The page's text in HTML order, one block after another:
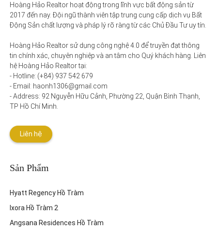
Hoàng Hảo Realtor hoạt động trong lĩnh vực bất động sản từ
2017 đến nay. Đội ngũ thành viên tập trung cung cấp dịch vụ Bất
Động Sản chất lượng và pháp lý rõ ràng từ các Chủ Đầu Tư uy tín.
Hoàng Hảo Realtor sử dụng công nghệ 4.0 để truyền đạt thông
tin chính xác, chuyên nghiệp và an tâm cho Quý khách hàng. Liên
hệ Hoàng Hảo Realtor tại:
- Hotline: (+84) 937 542 679
- Email: haonh1306@gmail.com
- Address: 92 Nguyễn Hữu Cảnh, Phường 22, Quận Bình Thạnh,
TP Hồ Chí Minh.
Liên hệ
Sản Phẩm
Hyatt Regency Hồ Tràm
Ixora Hồ Tràm 2
Angsana Residences Hồ Tràm